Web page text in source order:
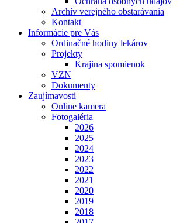
Archív verejného obstarávania
Kontakt
Informácie pre Vás
Ordinačné hodiny lekárov
Projekty
Krajina spomienok
VZN
Dokumenty
Zaujímavosti
Online kamera
Fotogaléria
2026
2025
2024
2023
2022
2021
2020
2019
2018